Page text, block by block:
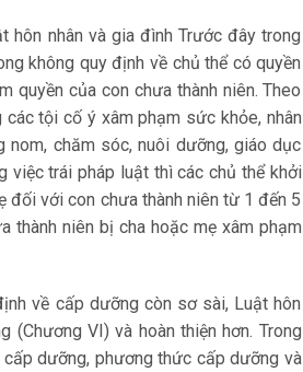
hôn nhân và gia đình Trước đây trong
không quy định về chủ thể có quyền
quyền của con chưa thành niên. Theo
tội cố ý xâm phạm sức khỏe, nhân
nom, chăm sóc, nuôi dưỡng, giáo dục
việc trái pháp luật thì các chủ thể khởi
đối với con chưa thành niên từ 1 đến 5
thành niên bị cha hoặc mẹ xâm phạm
về cấp dưỡng còn sơ sài, Luật hôn
VI) và hoàn thiện hơn. Trong
dưỡng, phương thức cấp dưỡng và